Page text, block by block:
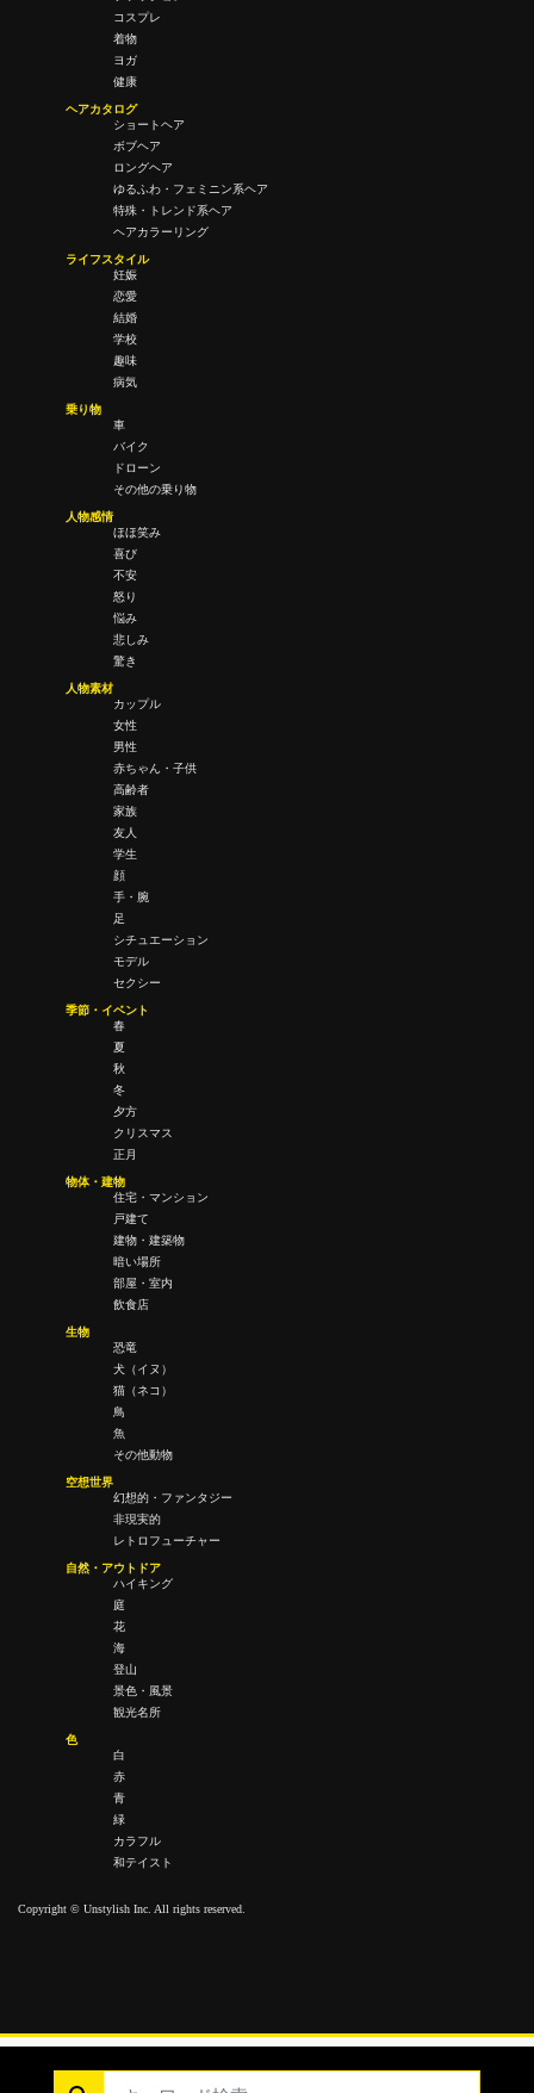
コスプレ
着物
ヨガ
健康
ヘアカタログ
ショートヘア
ボブヘア
ロングヘア
ゆるふわ・フェミニン系ヘア
特殊・トレンド系ヘア
ヘアカラーリング
ライフスタイル
妊娠
恋愛
結婚
学校
趣味
病気
乗り物
車
バイク
ドローン
その他の乗り物
人物感情
ほほ笑み
喜び
不安
怒り
悩み
悲しみ
驚き
人物素材
カップル
女性
男性
赤ちゃん・子供
高齢者
家族
友人
学生
顔
手・腕
足
シチュエーション
モデル
セクシー
季節・イベント
春
夏
秋
冬
夕方
クリスマス
正月
物体・建物
住宅・マンション
戸建て
建物・建築物
暗い場所
部屋・室内
飲食店
生物
恐竜
犬（イヌ）
猫（ネコ）
鳥
魚
その他動物
空想世界
幻想的・ファンタジー
非現実的
レトロフューチャー
自然・アウトドア
ハイキング
庭
花
海
登山
景色・風景
観光名所
色
白
赤
青
緑
カラフル
和テイスト
Copyright © Unstylish Inc. All rights reserved.